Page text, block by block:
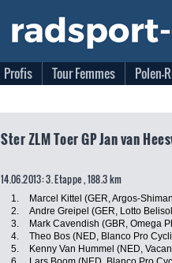
Profis Tour Femmes Polen-
Ster ZLM Toer GP Jan van
14.06.2013: 3. Etappe , 188.3 km
1. Marcel Kittel (GER, Argos-
2.
Andre Greipel (GER, Lotto
3.
Mark Cavendish (GBR, Omega
4.
Theo Bos (NED, Blanco Pro
5.
Kenny Van Hummel (NED,